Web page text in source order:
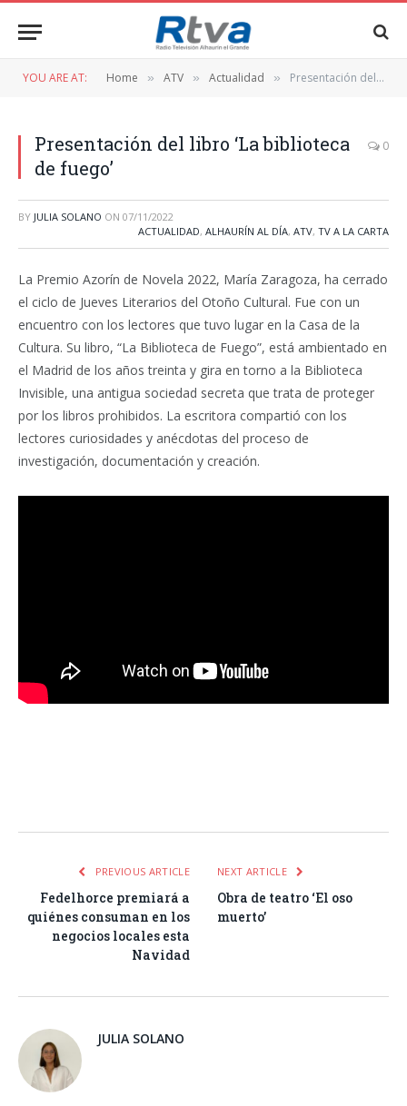
YOU ARE AT: Home » ATV » Actualidad » Presentación del libro ‘La biblioteca de fuego’
Presentación del libro ‘La biblioteca
de fuego’
0
BY JULIA SOLANO ON 07/11/2022
ACTUALIDAD, ALHAURÍN AL DÍA, ATV, TV A LA CARTA
La Premio Azorín de Novela 2022, María Zaragoza, ha cerrado
el ciclo de Jueves Literarios del Otoño Cultural. Fue con un
encuentro con los lectores que tuvo lugar en la Casa de la
Cultura. Su libro, “La Biblioteca de Fuego”, está ambientado en
el Madrid de los años treinta y gira en torno a la Biblioteca
Invisible, una antigua sociedad secreta que trata de proteger
por los libros prohibidos. La escritora compartió con los
lectores curiosidades y anécdotas del proceso de
investigación, documentación y creación.
PREVIOUS ARTICLE
Fedelhorce premiará a
quiénes consuman en los
negocios locales esta
Navidad
NEXT ARTICLE
Obra de teatro ‘El oso
muerto’
JULIA SOLANO